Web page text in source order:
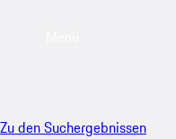
Zu den Suchergebnissen